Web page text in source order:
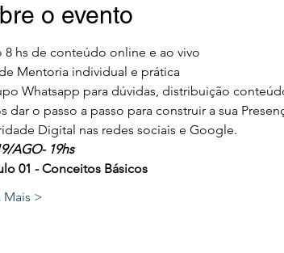
o evento
8 hs de conteúdo online e ao vivo
Mentoria individual e prática
Whatsapp para dúvidas, distribuição
dar o passo a passo para construir a sua
Digital nas redes sociais e Google.
AGO- 19hs
01 - Conceitos Básicos
Mais >